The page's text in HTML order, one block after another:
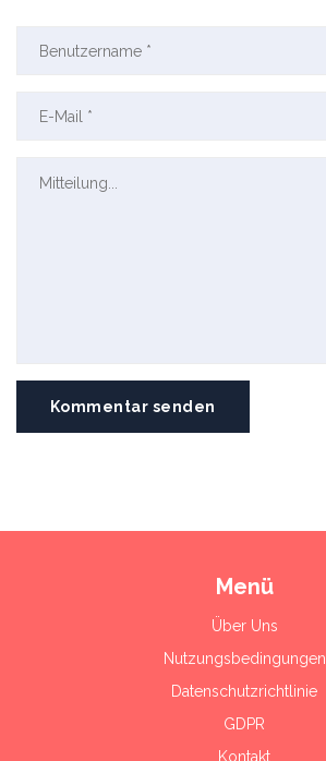
Kommentar senden
Menü
Über Uns
Nutzungsbedingungen
Datenschutzrichtlinie
GDPR
Kontakt